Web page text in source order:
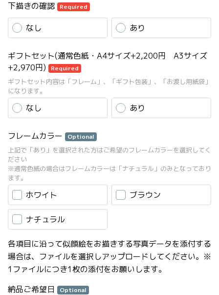
下描きの確認 Required
なし あり
ギフトセット(通常色紙・A4サイズ+2,200円 A3サイズ
+2,970円)
Required
ギフトセット内容は「フレーム」、「ギフト包装」、「お渡し用紙袋」
になります。
なし あり
フレームカラー Optional
上記で「あり」を選択された方はご希望のフレームカラーを選択してく
ださい
※通常色紙の場合はフレームカラーは「ナチュラル」のみとなっており
ます。
ホワイト ブラウン
ナチュラル
各項目に沿って似顔絵をお描きする写真データを添付する
場合は、ファイルを選択しアップロードしてください。※
1ファイルにつき1枚の添付をお願いします。
納品ご希望日
Optional